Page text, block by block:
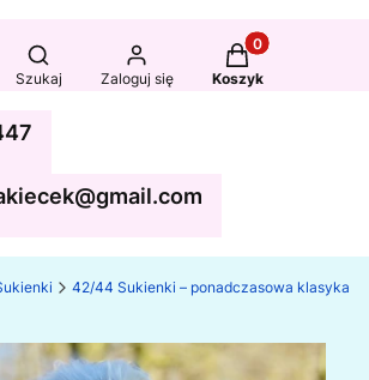
Otwórz wyszukiwarkę
Szukaj Zaloguj się
Produkty w
Koszyk
42/44 Sukienki – ponadczasowa klasyka